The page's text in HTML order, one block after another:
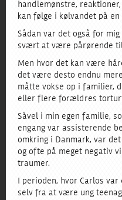
handlemønstre,
kan følge i kølvandet på
Sådan var det også for
svært at være pårørende til
Men hvor det kan være
det være desto endnu
måtte vokse op i familier,
eller flere forældres
Såvel i min egen familie,
engang var assisterende
omkring i Danmark, var
og ofte på meget negativ
traumer.
I perioden, hvor Carlos
selv fra at være ung